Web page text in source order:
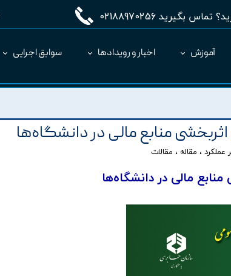
بگیرید 02188970256
آموزش اخبار و رویدادها سوابق اجرایی
اثربخشی منابع مالی در دانشگاه‌ها
عملکرد ، مقاله ، مقالات
مالی در دانشگاه‌ها